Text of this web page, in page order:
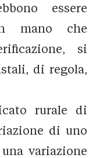
essere
mano che
si
di regola,
rurale di
di uno
variazione